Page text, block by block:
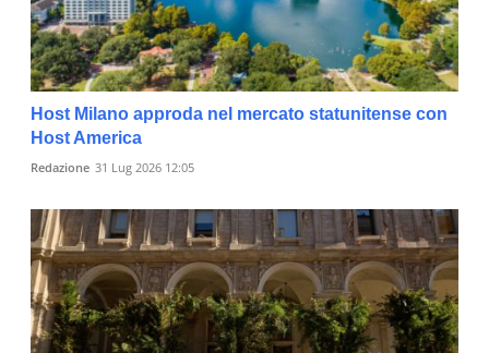
Host Milano approda nel mercato statunitense con
Host America
Redazione 31 Lug 2026 12:05